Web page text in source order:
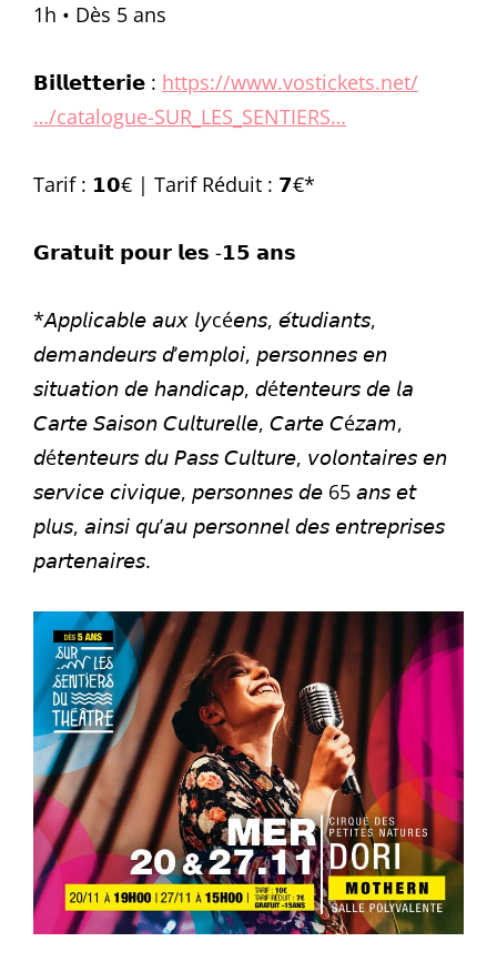
1h • Dès 5 ans
𝗕𝗶𝗹𝗹𝗲𝘁𝘁𝗲𝗿𝗶𝗲 : https://www.vostickets.net/
…/catalogue-SUR_LES_SENTIERS…
Tarif : 𝟭𝟬€ | Tarif Réduit : 𝟳€*
𝗚𝗿𝗮𝘁𝘂𝗶𝘁 𝗽𝗼𝘂𝗿 𝗹𝗲𝘀 -𝟭𝟱 𝗮𝗻𝘀
*𝘈𝘱𝘱𝘭𝘪𝘤𝘢𝘣𝘭𝘦 𝘢𝘶𝘹 𝘭𝘺cé𝘦𝘯𝘴, 𝘦́𝘵𝘶𝘥𝘪𝘢𝘯𝘵𝘴,
𝘥𝘦𝘮𝘢𝘯𝘥𝘦𝘶𝘳𝘴 𝘥’𝘦𝘮𝘱𝘭𝘰𝘪, 𝘱𝘦𝘳𝘴𝘰𝘯𝘯𝘦𝘴 𝘦𝘯
𝘴𝘪𝘵𝘶𝘢𝘵𝘪𝘰𝘯 𝘥𝘦 𝘩𝘢𝘯𝘥𝘪𝘤𝘢𝘱, 𝘥é𝘵𝘦𝘯𝘵𝘦𝘶𝘳𝘴 𝘥𝘦 𝘭𝘢
𝘊𝘢𝘳𝘵𝘦 𝘚𝘢𝘪𝘴𝘰𝘯 𝘊𝘶𝘭𝘵𝘶𝘳𝘦𝘭𝘭𝘦, 𝘊𝘢𝘳𝘵𝘦 𝘊é𝘻𝘢𝘮,
𝘥é𝘵𝘦𝘯𝘵𝘦𝘶𝘳𝘴 𝘥𝘶 𝘗𝘢𝘴𝘴 𝘊𝘶𝘭𝘵𝘶𝘳𝘦, 𝘷𝘰𝘭𝘰𝘯𝘵𝘢𝘪𝘳𝘦𝘴 𝘦𝘯
𝘴𝘦𝘳𝘷𝘪𝘤𝘦 𝘤𝘪𝘷𝘪𝘲𝘶𝘦, 𝘱𝘦𝘳𝘴𝘰𝘯𝘯𝘦𝘴 𝘥𝘦 65 𝘢𝘯𝘴 𝘦𝘵
𝘱𝘭𝘶𝘴, 𝘢𝘪𝘯𝘴𝘪 𝘲𝘶’𝘢𝘶 𝘱𝘦𝘳𝘴𝘰𝘯𝘯𝘦𝘭 𝘥𝘦𝘴 𝘦𝘯𝘵𝘳𝘦𝘱𝘳𝘪𝘴𝘦𝘴
𝘱𝘢𝘳𝘵𝘦𝘯𝘢𝘪𝘳𝘦𝘴.